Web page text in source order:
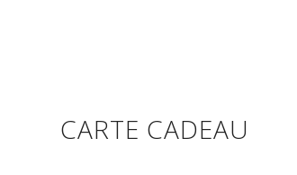
CARTE CADEAU